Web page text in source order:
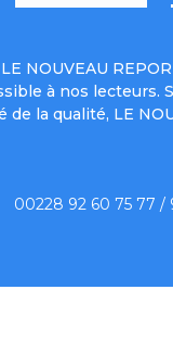
NOUVEAU
à nos lecteurs.
de la qualité, LE
00228 92 60 75 77 /